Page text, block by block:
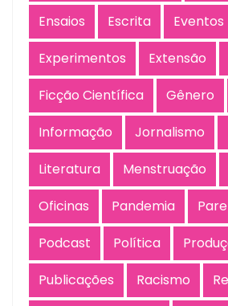
Ensaios
Escrita
Eventos
Experimentos
Extensão
Ficção Científica
Gênero
Informação
Jornalismo
Literatura
Menstruação
Oficinas
Pandemia
Podcast
Política
Publicações
Racismo